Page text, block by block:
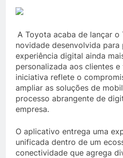
A Toyota acaba de lançar o
novidade desenvolvida
experiência digital ainda
personalizada aos clientes
iniciativa reflete o
ampliar as soluções de
processo abrangente de
empresa.
O aplicativo entrega uma
unificada dentro de um
conectividade que agrega